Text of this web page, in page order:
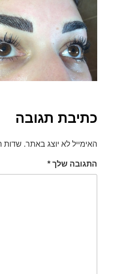
סמן קישורים
את
כל
cached
כתיבת תגובה
האימייל לא יוצג באתר. שדות
התגובה שלך *